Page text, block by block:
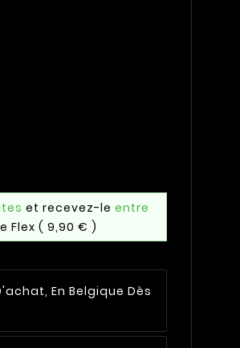
et recevez-le entre
Flex ( 9,90 € )
En Belgique Dès